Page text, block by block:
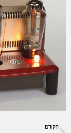
הקודם